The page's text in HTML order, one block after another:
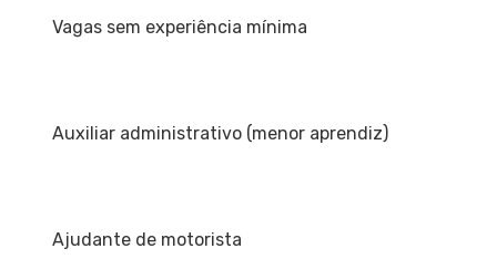
Vagas sem experiência mínima
Auxiliar administrativo (menor aprendiz)
Ajudante de motorista